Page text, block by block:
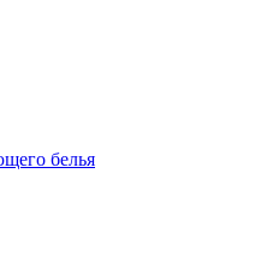
белья